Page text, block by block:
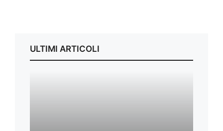
ULTIMI ARTICOLI